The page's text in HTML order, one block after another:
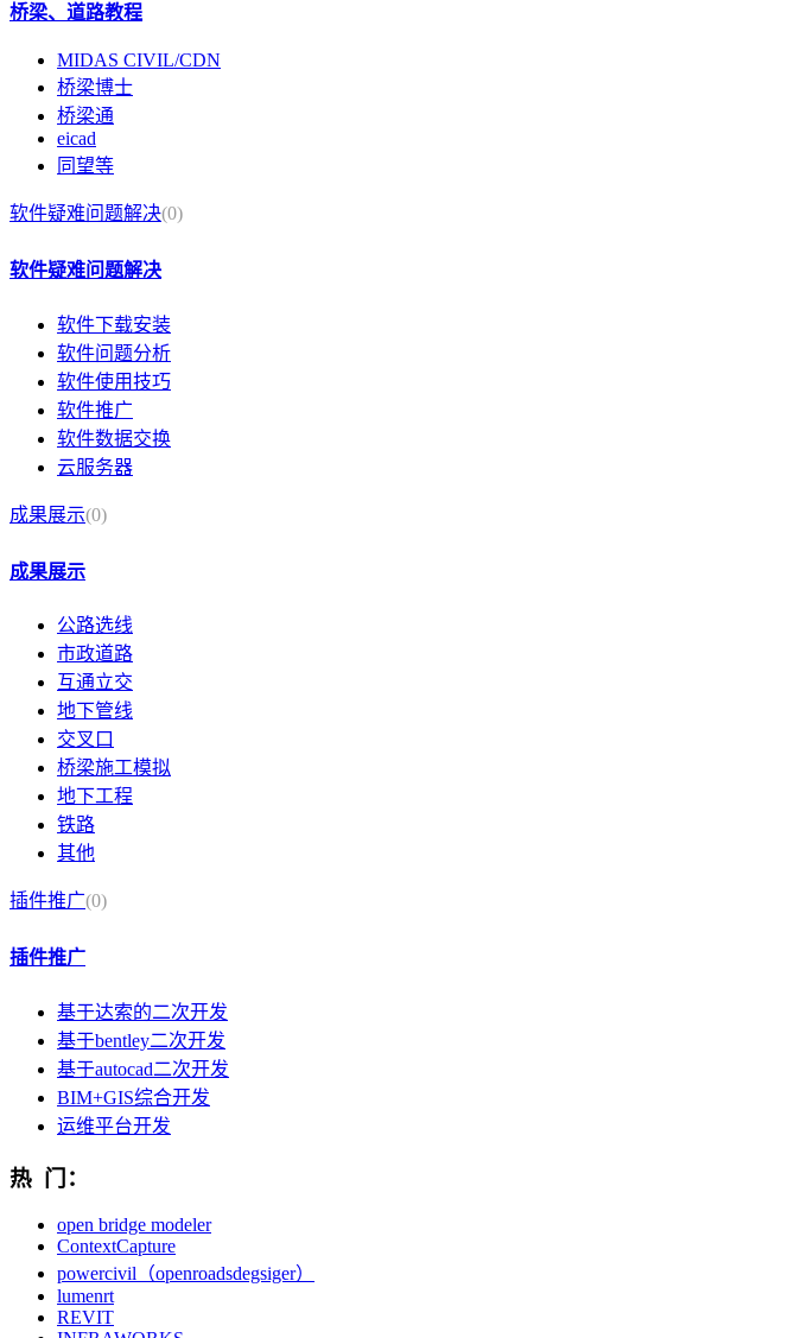
桥梁、道路教程
MIDAS CIVIL/CDN
桥梁博士
桥梁通
eicad
同望等
软件疑难问题解决(0)
软件疑难问题解决
软件下载安装
软件问题分析
软件使用技巧
软件推广
软件数据交换
云服务器
成果展示(0)
成果展示
公路选线
市政道路
互通立交
地下管线
交叉口
桥梁施工模拟
地下工程
铁路
其他
插件推广(0)
插件推广
基于达索的二次开发
基于bentley二次开发
基于autocad二次开发
BIM+GIS综合开发
运维平台开发
热 门：
open bridge modeler
ContextCapture
powercivil（openroadsdegsiger）
lumenrt
REVIT